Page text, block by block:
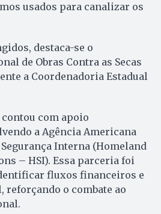
usados para canalizar os
destaca-se o
de Obras Contra as Secas
a Coordenadoria Estadual
com apoio
a Agência Americana
Interna (Homeland
– HSI). Essa parceria foi
fluxos financeiros e
reforçando o combate ao